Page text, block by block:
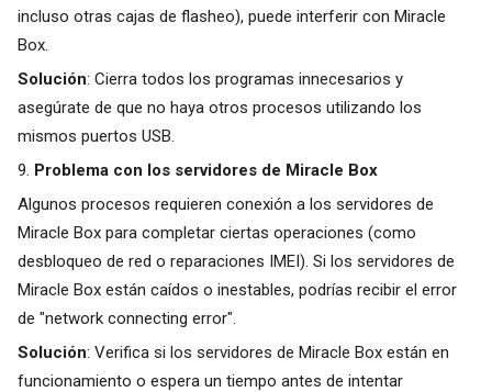
incluso otras cajas de flasheo), puede interferir con Miracle
Box.
Solución: Cierra todos los programas innecesarios y
asegúrate de que no haya otros procesos utilizando los
mismos puertos USB.
9. Problema con los servidores de Miracle Box
Algunos procesos requieren conexión a los servidores de
Miracle Box para completar ciertas operaciones (como
desbloqueo de red o reparaciones IMEI). Si los servidores de
Miracle Box están caídos o inestables, podrías recibir el error
de "network connecting error".
Solución: Verifica si los servidores de Miracle Box están en
funcionamiento o espera un tiempo antes de intentar